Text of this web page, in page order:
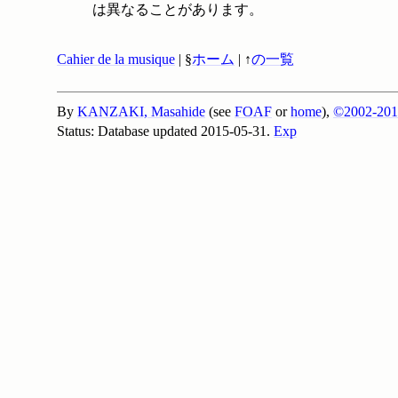
は異なることがあります。
Cahier de la musique | §ホーム | ↑の一覧
By KANZAKI, Masahide (see FOAF orhome), ©2002-
Status: Database updated 2015-05-31. Exp